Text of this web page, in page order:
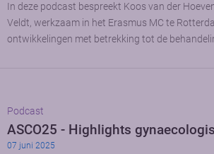
In deze podcast bespreekt Koos van der
Veldt, werkzaam in het Erasmus MC te
ontwikkelingen met betrekking tot de
Podcast
ASCO25 - Highlights
07 juni 2025